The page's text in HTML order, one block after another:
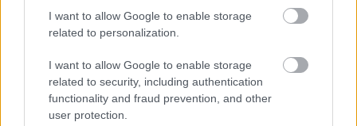
I want to allow Google to enable storage
related to personalization.
I want to allow Google to enable storage
related to security, including authentication
functionality and fraud prevention, and other
user protection.